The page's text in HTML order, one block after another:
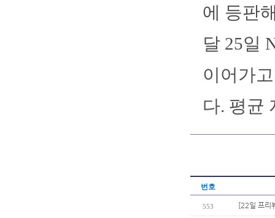
에 등판
달 25일
이어가
다. 평균
번호
553 [22일 프리